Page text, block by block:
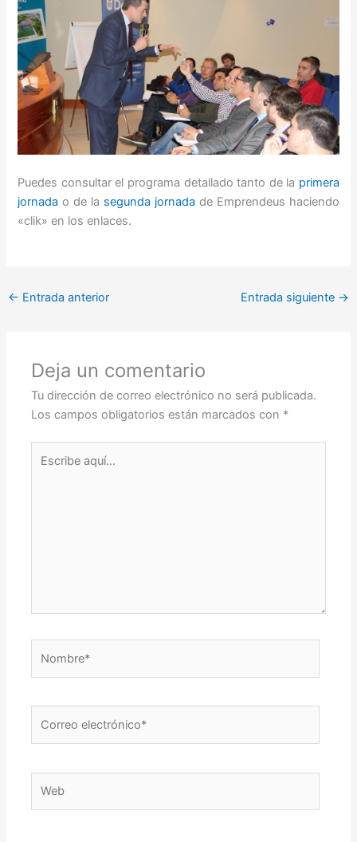
Puedes consultar el programa detallado tanto de la primera
jornada o de la segunda jornada de Emprendeus haciendo
«clik» en los enlaces.
← Entrada anterior Entrada siguiente →
Deja un comentario
Tu dirección de correo electrónico no será publicada.
Los campos obligatorios están marcados con *
aquí...
electrónico*